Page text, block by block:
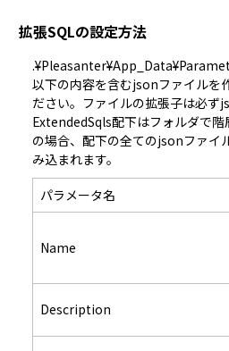
拡張SQLの設定方法
以下の内容を含むjsonファイルを
ださい。ファイルの拡張子は必ず
ExtendedSqls配下はフォルダで階
の場合、配下の全てのjsonファイ
み込まれます。
パラメータ名
Name
Description